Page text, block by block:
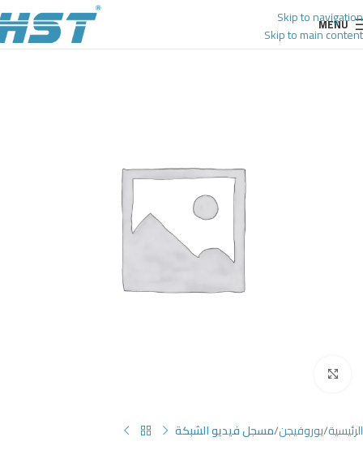
Skip to navigation
Skip to main content
MENU
الرئيسية يوروفيجن مسجل فيديو الشبكة